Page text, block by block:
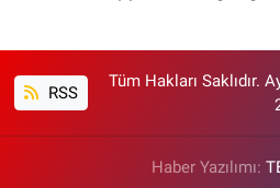
RSS
Tüm Hakları Saklıdır.
Haber Yazılımı: